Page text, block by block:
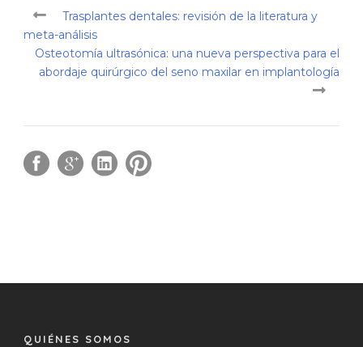
Trasplantes dentales: revisión de la literatura y
meta-análisis
Osteotomía ultrasónica: una nueva perspectiva para el
abordaje quirúrgico del seno maxilar en implantología
QUIÉNES SOMOS